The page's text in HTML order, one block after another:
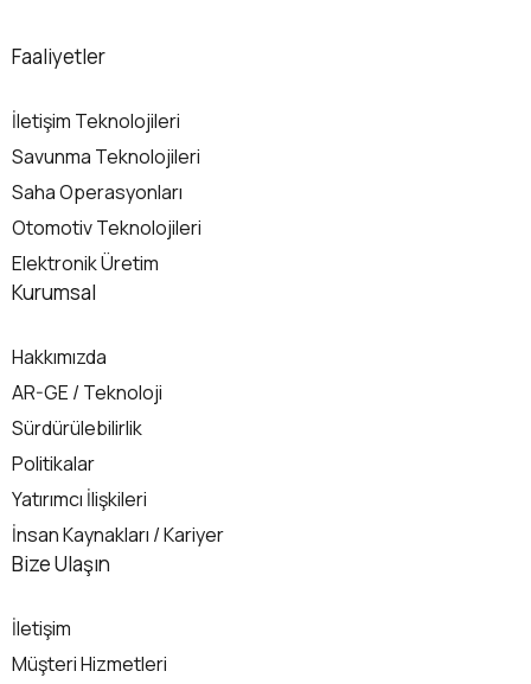
Faaliyetler
İletişim Teknolojileri
Savunma Teknolojileri
Saha Operasyonları
Otomotiv Teknolojileri
Elektronik Üretim
Kurumsal
Hakkımızda
AR-GE / Teknoloji
Sürdürülebilirlik
Politikalar
Yatırımcı İlişkileri
İnsan Kaynakları / Kariyer
İletişim
Bize Ulaşın
İletişim
Müşteri Hizmetleri